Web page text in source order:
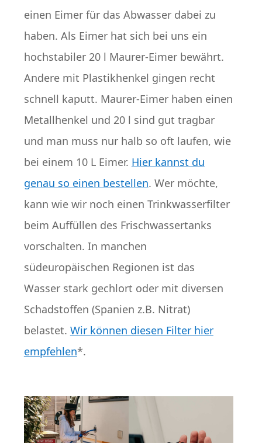
einen Eimer für das Abwasser dabei zu
haben. Als Eimer hat sich bei uns ein
hochstabiler 20 l Maurer-Eimer bewährt.
Andere mit Plastikhenkel gingen recht
schnell kaputt. Maurer-Eimer haben einen
Metallhenkel und 20 l sind gut tragbar
und man muss nur halb so oft laufen, wie
bei einem 10 L Eimer. Hier kannst du
genau so einen bestellen. Wer möchte,
kann wie wir noch einen Trinkwasserfilter
beim Auffüllen des Frischwassertanks
vorschalten. In manchen
südeuropäischen Regionen ist das
Wasser stark gechlort oder mit diversen
Schadstoffen (Spanien z.B. Nitrat)
belastet. Wir können diesen Filter hier
empfehlen*.